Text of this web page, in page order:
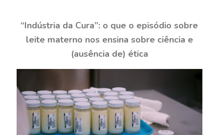
“Indústria da Cura”: o que o episódio sobre
leite materno nos ensina sobre ciência e
(ausência de) ética